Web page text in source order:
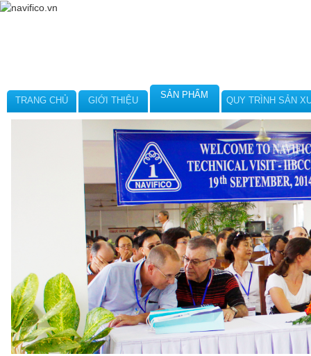
TRANG CHỦ GIỚI THIỆU
SẢN PHẨM
QUY TRÌNH SẢN